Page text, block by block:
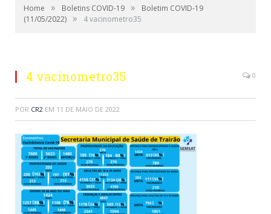
Home » Boletins COVID-19 »
Boletim COVID-19
(11/05/2022) » 4 vacinometro35
4 vacinometro35 0
POR CR2 EM 11 DE MAIO DE 2022